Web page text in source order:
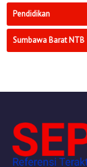
Pendidikan
Sumbawa Barat NTB